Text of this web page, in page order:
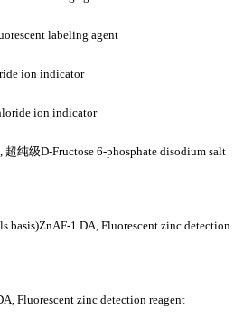
labeling agent
ion indicator
ion indicator
纯级D-Fructose 6-phosphate disodium salt
basis)ZnAF-1 DA, Fluorescent zinc detection
Fluorescent zinc detection reagent